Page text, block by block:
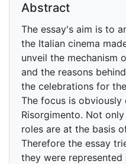
Abstract
The essay's aim is to
the Italian cinema
unveil the mechanism
and the reasons
the celebrations for
The focus is
Risorgimento. Not
roles are at the basis
Therefore the essay
they were